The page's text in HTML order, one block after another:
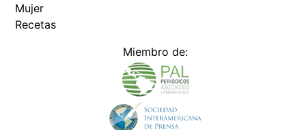
Mujer
Recetas
Miembro de: